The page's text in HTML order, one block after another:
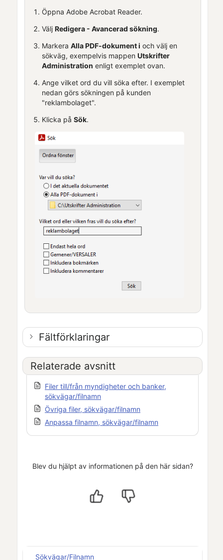
Öppna Adobe Acrobat Reader.
Välj Redigera - Avancerad sökning.
Markera Alla PDF-dokument i och välj en
sökväg, exempelvis mappen Utskrifter
Administration enligt exemplet ovan.
Ange vilket ord du vill söka efter. I exemplet
nedan görs sökningen på kunden
"reklambolaget".
Klicka på Sök.
Fältförklaringar
Relaterade avsnitt
Filer till/från myndigheter och banker,
sökvägar/filnamn
Övriga filer, sökvägar/filnamn
Anpassa filnamn, sökvägar/filnamn
Blev du hjälpt av informationen på den här sidan?
Sökvägar/Filnamn